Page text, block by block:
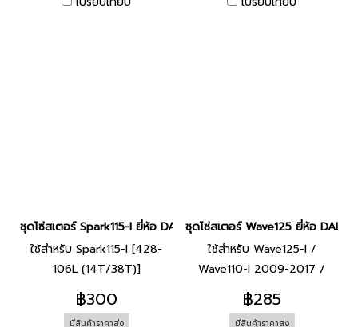
ชุดโซ่สเตอร์ Spark115-I ยี่ห้อ DALE
ใช้สำหรับ Spark115-I [428-
106L (14T/38T)]
฿300
มีสินค้าราคาส่ง
ชุดโซ่สเตอร์ Wave125 ยี่ห้อ DALE
ใช้สำหรับ Wave125-I /
Wave110-I 2009-2017 /
Wave125 ทุกรุ่น / Dream110-I
/ Wave100 2005 [428-108L
฿285
มีสินค้าราคาส่ง